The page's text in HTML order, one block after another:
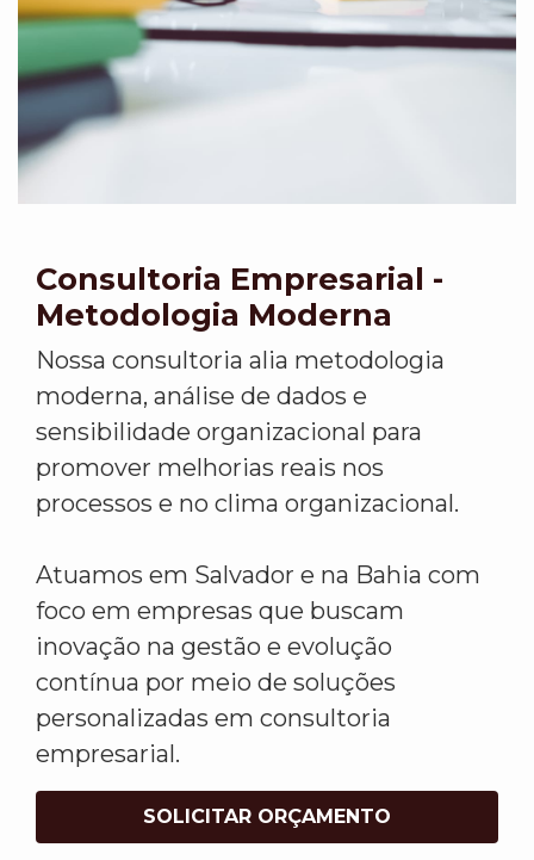
Consultoria Empresarial -
Metodologia Moderna
Nossa consultoria alia metodologia
moderna, análise de dados e
sensibilidade organizacional para
promover melhorias reais nos
processos e no clima organizacional.
Atuamos em Salvador e na Bahia com
foco em empresas que buscam
inovação na gestão e evolução
contínua por meio de soluções
personalizadas em consultoria
empresarial.
SOLICITAR ORÇAMENTO